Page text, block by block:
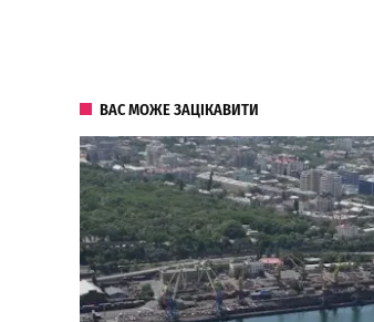
ВАС МОЖЕ ЗАЦІКАВИТИ